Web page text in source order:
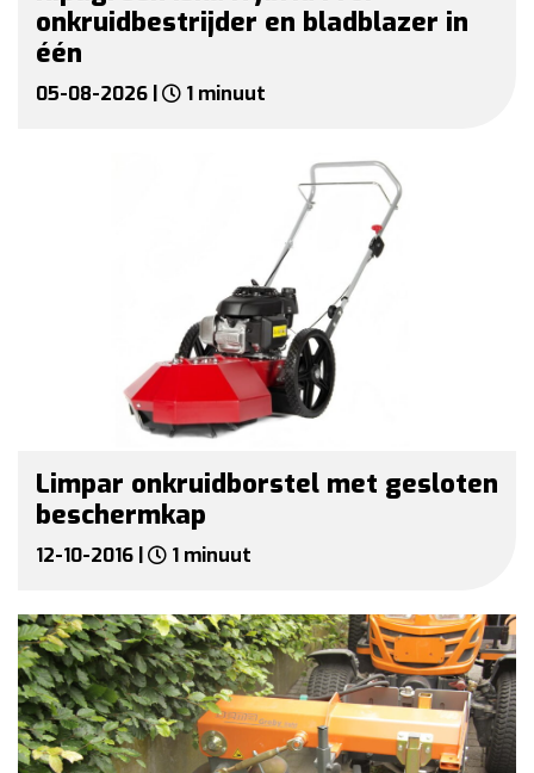
onkruidbestrijder en bladblazer in
één
05-08-2026 | 1 minuut
Limpar onkruidborstel met gesloten
beschermkap
12-10-2016 | 1 minuut